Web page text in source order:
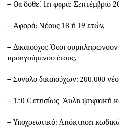
– Θα δοθεί 1η φορά: Σεπτέμβριο
– Αφορά: Νέους 18 ή 19 ετών,
– Δικαιούχοι: Όσοι
προηγούμενου έτους,
– Σύνολο δικαιούχων: 200.000
– 150 € ετησίως: Άυλη ψηφιακή
– Υποχρεωτικό: Απόκτηση